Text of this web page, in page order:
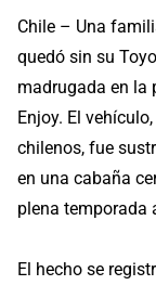
Chile – Una
quedó sin su
madrugada en la
Enjoy. El
chilenos, fue
en una cabaña
plena temporada
El hecho se